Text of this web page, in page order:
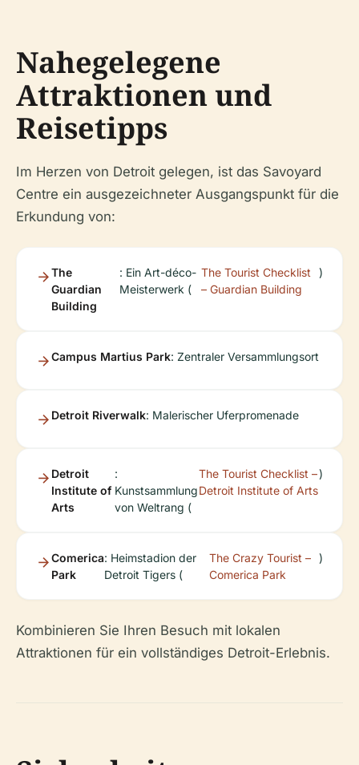
Nahegelegene
Attraktionen und
Reisetipps
Im Herzen von Detroit gelegen, ist das Savoyard
Centre ein ausgezeichneter Ausgangspunkt für die
Erkundung von:
The
Guardian
Building
: Ein Art-déco-
Meisterwerk (
The Tourist Checklist
– Guardian Building
)
Campus Martius Park: Zentraler Versammlungsort
Detroit Riverwalk: Malerischer Uferpromenade
Detroit
Institute of
Arts
:
Kunstsammlung
von Weltrang (
The Tourist Checklist –
Detroit Institute of Arts
)
Comerica
Park
: Heimstadion der
Detroit Tigers (
The Crazy Tourist –
Comerica Park
)
Kombinieren Sie Ihren Besuch mit lokalen
Attraktionen für ein vollständiges Detroit-Erlebnis.